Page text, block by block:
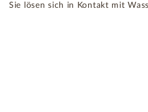
Sie lösen sich in Kontakt mit